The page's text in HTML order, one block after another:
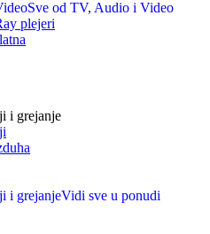
Sve od TV, Audio i Video
plejeri
i grejanje
i grejanjeVidi sve u ponudi